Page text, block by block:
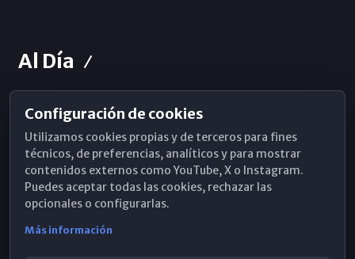
Al Día
Horarios de Misa
Hemeroteca
WhatsApp
Configuración de cookies
Utilizamos cookies propias y de terceros para fines
técnicos, de preferencias, analíticos y para mostrar
contenidos externos como YouTube, X o Instagram.
Puedes aceptar todas las cookies, rechazar las
opcionales o configurarlas.
Más información